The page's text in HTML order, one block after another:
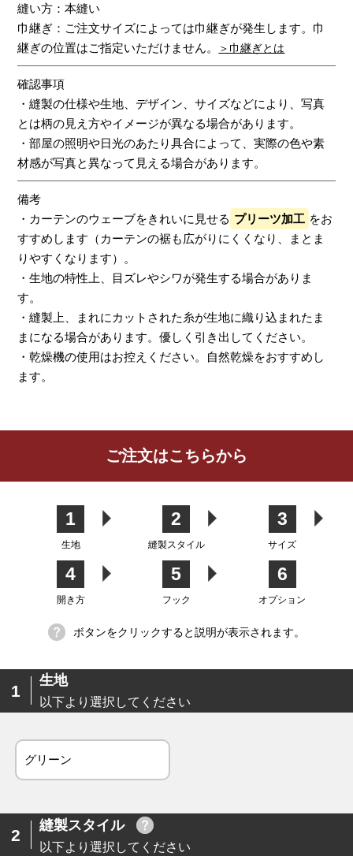
縫い方：本縫い
巾継ぎ：ご注文サイズによっては巾継ぎが発生します。巾
継ぎの位置はご指定いただけません。
＞巾継ぎとは
確認事項
・縫製の仕様や生地、デザイン、サイズなどにより、写真
とは柄の見え方やイメージが異なる場合があります。
・部屋の照明や日光のあたり具合によって、実際の色や素
材感が写真と異なって見える場合があります。
備考
・カーテンのウェーブをきれいに見せる プリーツ加工 をお
すすめします（カーテンの裾も広がりにくくなり、まとま
りやすくなります）。
・生地の特性上、目ズレやシワが発生する場合がありま
す。
・縫製上、まれにカットされた糸が生地に織り込まれたま
まになる場合があります。優しく引き出してください。
・乾燥機の使用はお控えください。自然乾燥をおすすめし
ます。
レビューを書く
カバー
テン
生地
ご注文はこちらから
1
生地
2
縫製スタイル
3
サイズ
4
開き方
5
フック
6
オプション
ボタンをクリックすると説明が表示されます。
1
生地
以下より選択してください
グリーン
2
縫製スタイル
以下より選択してください